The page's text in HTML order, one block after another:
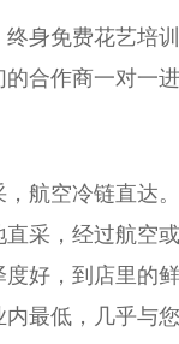
终身免费花艺培
的合作商一对一
，航空冷链直达
直采，经过航空
好，到店里的
内最低，几乎与